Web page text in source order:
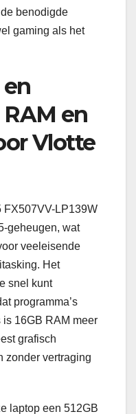
benodigde
gaming als het
RAM en
Vlotte
FX507VV-LP139W
geheugen, wat
veeleisende
Het
snel kunt
programma’s
16GB RAM meer
grafisch
zonder vertraging
laptop een 512GB